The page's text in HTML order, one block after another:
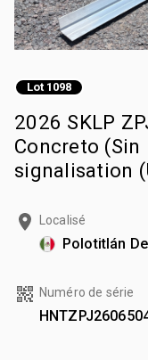
Lot 1098
2026 SKLP
Concreto (Sin
signalisation
Localisé
Polotitlán
Numéro de série